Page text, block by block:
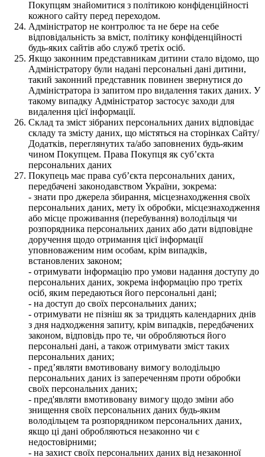
Покупцям знайомитися з політикою конфіденційності
кожного сайту перед переходом.
Адміністратор не контролює та не бере на себе
відповідальність за вміст, політику конфіденційності
будь-яких сайтів або служб третіх осіб.
Якщо законним представникам дитини стало відомо, що
Адміністратору були надані персональні дані дитини,
такий законний представник повинен звернутися до
Адміністратора із запитом про видалення таких даних. У
такому випадку Адміністратор застосує заходи для
видалення цієї інформації.
Склад та зміст зібраних персональних даних відповідає
складу та змісту даних, що містяться на сторінках Сайту/
Додатків, переглянутих та/або заповнених будь-яким
чином Покупцем. Права Покупця як суб’єкта
персональних даних
Покупець має права суб’єкта персональних даних,
передбачені законодавством України, зокрема:
- знати про джерела збирання, місцезнаходження своїх
персональних даних, мету їх обробки, місцезнаходження
або місце проживання (перебування) володільця чи
розпорядника персональних даних або дати відповідне
доручення щодо отримання цієї інформації
уповноваженим ним особам, крім випадків,
встановлених законом;
- отримувати інформацію про умови надання доступу до
персональних даних, зокрема інформацію про третіх
осіб, яким передаються його персональні дані;
- на доступ до своїх персональних даних;
- отримувати не пізніш як за тридцять календарних днів
з дня надходження запиту, крім випадків, передбачених
законом, відповідь про те, чи обробляються його
персональні дані, а також отримувати зміст таких
персональних даних;
- пред’являти вмотивовану вимогу володільцю
персональних даних із запереченням проти обробки
своїх персональних даних;
- пред'являти вмотивовану вимогу щодо зміни або
знищення своїх персональних даних будь-яким
володільцем та розпорядником персональних даних,
якщо ці дані обробляються незаконно чи є
недостовірними;
- на захист своїх персональних даних від незаконної